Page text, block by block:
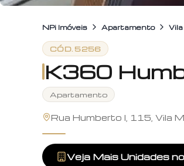
NPi Imóveis Apartamento
CÓD. 5256
K360
Apartamento
Rua Humberto I, 115, Vila
Veja Mais Unidades